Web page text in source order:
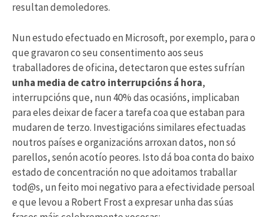
resultan demoledores.
Nun estudo efectuado en Microsoft, por exemplo, para o
que gravaron co seu consentimento aos seus
traballadores de oficina, detectaron que estes sufrían
unha media de catro interrupcións á hora,
interrupcións que, nun 40% das ocasións, implicaban
para eles deixar de facer a tarefa coa que estaban para
mudaren de terzo. Investigacións similares efectuadas
noutros países e organizacións arroxan datos, non só
parellos, senón acotío peores. Isto dá boa conta do baixo
estado de concentración no que adoitamos traballar
tod@s, un feito moi negativo para a efectividade persoal
e que levou a Robert Frost a expresar unha das súas